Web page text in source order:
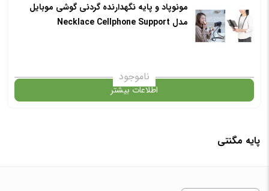
گارانتی
مونوپاد و پایه نگهدارنده گردنی گوشی موبایل
مدل Necklace Cellphone Support
ناموجود
اطلاعات بیشتر
در حال حاضر این محصول در انبار موجود نیست و در دسترس نمی باشد.
پایه مگنتی